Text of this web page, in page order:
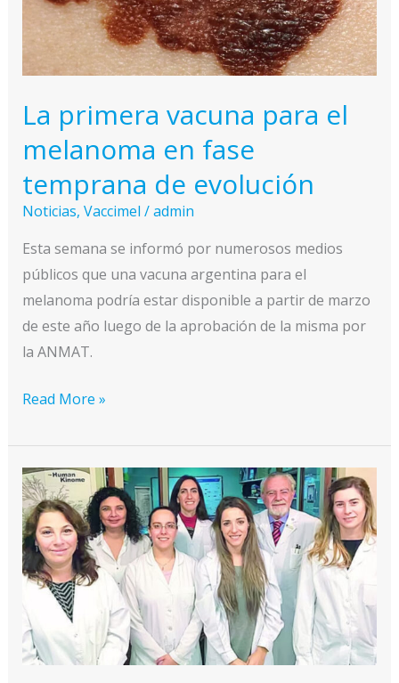
30
años
en
etapa
La primera vacuna para el
melanoma en fase
temprana de evolución
Noticias, Vaccimel /admin
Esta semana se informó por numerosos medios
públicos que una vacuna argentina para el
melanoma podría estar disponible a partir de marzo
de este año luego de la aprobación de la misma por
la ANMAT.
La
vacuna
para
el
melanoma
en
fase
temprana
de
evolución
Read More »